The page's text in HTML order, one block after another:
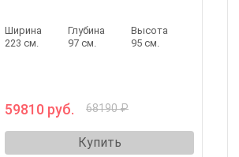
Ширина
223 см.
Глубина
97 см.
Высота
95 см.
59810 руб. 68190 ₽
Купить